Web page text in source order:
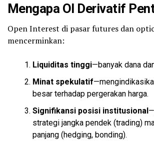
Mengapa OI Derivatif
Open Interest di pasar futures dan
mencerminkan:
Liquiditas tinggi—banyak dana
Minat spekulatif
besar terhadap pergerakan harga.
Signifikansi posisi institusional
strategi jangka pendek (trading)
panjang (hedging, bonding).